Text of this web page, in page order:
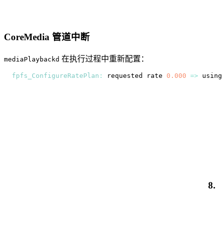
CoreMedia 管道中断
mediaPlaybackd 在执行过程中重新配置：
fpfs_ConfigureRatePlan : requested rate 0.000 =>
8.